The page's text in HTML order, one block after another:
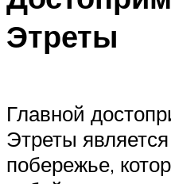
Этреты
Главной
Этреты
побережье,